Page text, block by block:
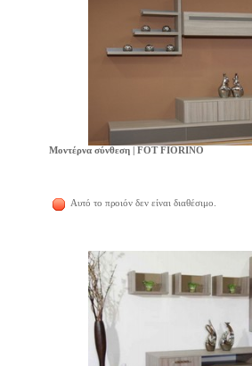
Μοντέρνα σύνθεση | FOT FIORINO
Αυτό το προιόν δεν είναι διαθέσιμο.